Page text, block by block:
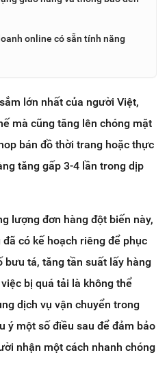
online có sẵn tính năng
lớn nhất của người Việt,
mà cũng tăng lên chóng mặt
bán đồ thời trang hoặc thực
tăng gấp 3-4 lần trong dịp
lượng đơn hàng đột biến này,
có kế hoạch riêng để phục
bưu tá, tăng tần suất lấy hàng
bị quá tải là không thể
dịch vụ vận chuyển trong
ý một số điều sau để đảm bảo
nhận một cách nhanh chóng